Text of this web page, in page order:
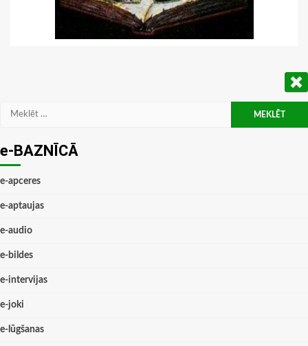
Meklēt:
e-BAZNĪCĀ
e-apceres
e-aptaujas
e-audio
e-bildes
e-intervijas
e-joki
e-lūgšanas